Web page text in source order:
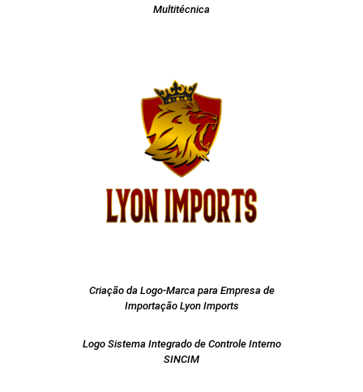
Multitécnica
Criação da Logo-Marca para Empresa de
Importação Lyon Imports
Logo Sistema Integrado de Controle Interno
SINCIM